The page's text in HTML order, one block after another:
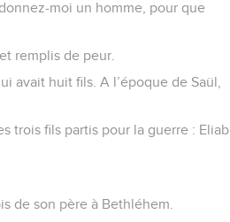
moi un homme, pour que
remplis de peur.
avait huit fils. A l’époque de Saül,
trois fils partis pour la guerre : Eliab,
de son père à Bethléhem.